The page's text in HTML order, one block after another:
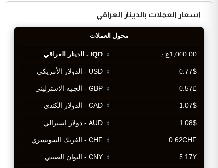
اسعار العملات بالدينار العراقي